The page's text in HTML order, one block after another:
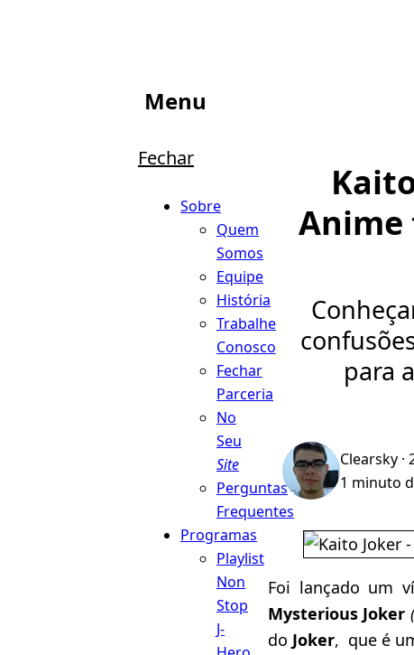
Menu
Fechar
Sobre
Quem
Somos
Equipe
História
Trabalhe
Conosco
Fechar
Parceria
No
Seu
Site
Perguntas
Frequentes
Programas
Playlist
Non
Stop
J-
Anime
para
Clearsky ·
1 minuto
Foi lançado um
Mysterious Joker
do Joker, que é